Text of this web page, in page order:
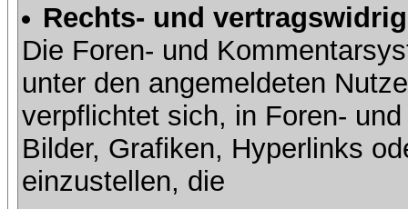
Rechts- und
Die Foren- und
unter den angemeldeten
verpflichtet sich, in Foren-
Bilder, Grafiken, Hyperlinks
einzustellen, die